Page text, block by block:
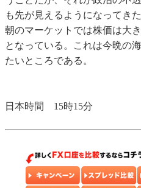
も先が見えるようになってき
朝のマーケットでは株価は大
となっている。これは今晩の
たいところである。
日本時間 15時15分